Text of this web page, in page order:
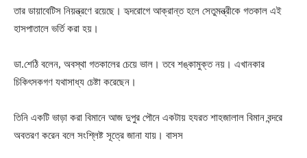
তার ডায়াবেটিস নিয়ন্ত্রণে রয়েছে। হৃদরোগে আক্রান্ত হলে সেতুমন্ত্রীকে গতকাল এই
হাসপাতালে ভর্তি করা হয়।
ডা.শেঠি বলেন, অবস্থা গতকালের চেয়ে ভাল। তবে শঙ্কামুক্ত নয়। এখানকার
চিকিৎসকগণ যথাসাধ্য চেষ্টা করেছেন।
তিনি একটি ভাড়া করা বিমানে আজ দুপুর পৌনে একটায় হযরত শাহজালাল বিমান বন্দরে
অবতরণ করেন বলে সংশ্লিষ্ট সূত্রে জানা যায়। বাসস